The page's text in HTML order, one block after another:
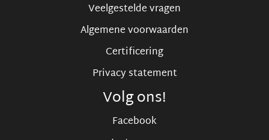
Veelgestelde vragen
Algemene voorwaarden
Certificering
Privacy statement
Volg ons!
Facebook